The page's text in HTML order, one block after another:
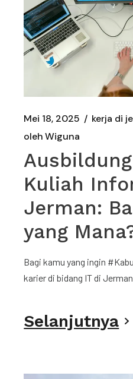
Mei 18, 2025 kerja di
oleh Wiguna
Kuliah
Jerman:
yang
Bagi kamu yang ingin
karier di bidang IT di
Selanjutnya